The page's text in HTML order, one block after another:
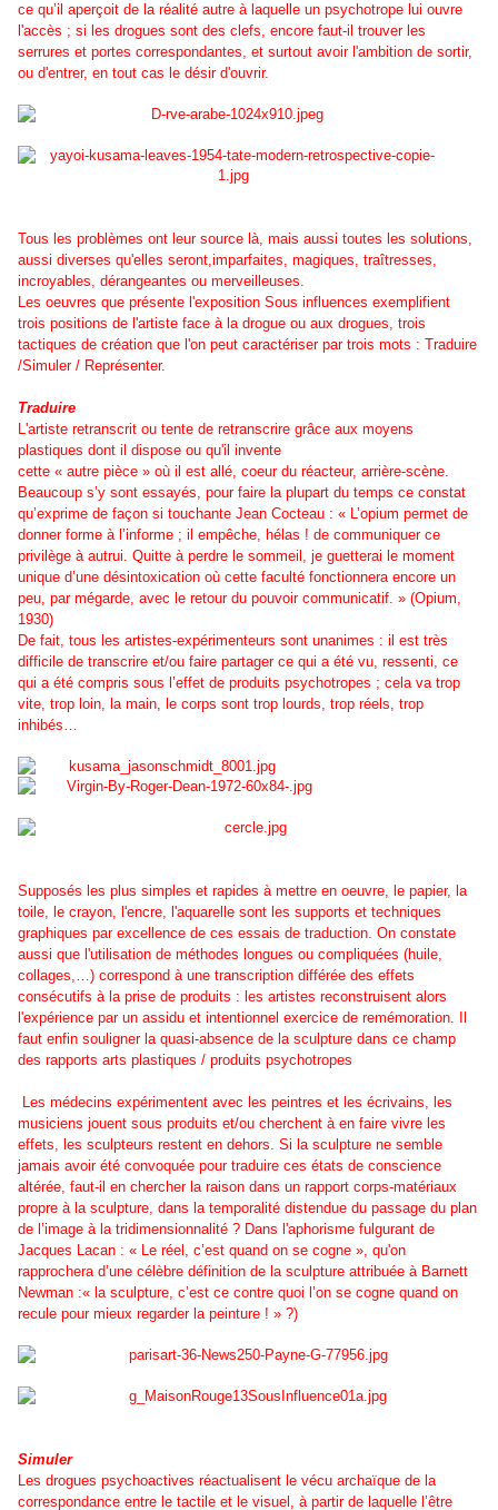
ce qu’il aperçoit de la réalité autre à laquelle un psychotrope lui ouvre
l'accès ; si les drogues sont des clefs, encore faut-il trouver les
serrures et portes correspondantes, et surtout avoir l'ambition de sortir,
ou d'entrer, en tout cas le désir d'ouvrir.
Tous les problèmes ont leur source là, mais aussi toutes les solutions,
aussi diverses qu'elles seront,imparfaites, magiques, traîtresses,
incroyables, dérangeantes ou merveilleuses.
Les oeuvres que présente l'exposition Sous influences exemplifient
trois positions de l'artiste face à la drogue ou aux drogues, trois
tactiques de création que l'on peut caractériser par trois mots : Traduire
/Simuler / Représenter.
Traduire
L'artiste retranscrit ou tente de retranscrire grâce aux moyens
plastiques dont il dispose ou qu'il invente
cette « autre pièce » où il est allé, coeur du réacteur, arrière-scène.
Beaucoup s’y sont essayés, pour faire la plupart du temps ce constat
qu’exprime de façon si touchante Jean Cocteau : « L’opium permet de
donner forme à l’informe ; il empêche, hélas ! de communiquer ce
privilège à autrui. Quitte à perdre le sommeil, je guetterai le moment
unique d’une désintoxication où cette faculté fonctionnera encore un
peu, par mégarde, avec le retour du pouvoir communicatif. » (Opium,
1930)
De fait, tous les artistes-expérimenteurs sont unanimes : il est très
difficile de transcrire et/ou faire partager ce qui a été vu, ressenti, ce
qui a été compris sous l’effet de produits psychotropes ; cela va trop
vite, trop loin, la main, le corps sont trop lourds, trop réels, trop
inhibés…
Supposés les plus simples et rapides à mettre en oeuvre, le papier, la
toile, le crayon, l'encre, l'aquarelle sont les supports et techniques
graphiques par excellence de ces essais de traduction. On constate
aussi que l'utilisation de méthodes longues ou compliquées (huile,
collages,…) correspond à une transcription différée des effets
consécutifs à la prise de produits : les artistes reconstruisent alors
l'expérience par un assidu et intentionnel exercice de remémoration. Il
faut enfin souligner la quasi-absence de la sculpture dans ce champ
des rapports arts plastiques / produits psychotropes
Les médecins expérimentent avec les peintres et les écrivains, les
musiciens jouent sous produits et/ou cherchent à en faire vivre les
effets, les sculpteurs restent en dehors. Si la sculpture ne semble
jamais avoir été convoquée pour traduire ces états de conscience
altérée, faut-il en chercher la raison dans un rapport corps-matériaux
propre à la sculpture, dans la temporalité distendue du passage du plan
de l’image à la tridimensionnalité ? Dans l'aphorisme fulgurant de
Jacques Lacan : « Le réel, c’est quand on se cogne », qu'on
rapprochera d’une célèbre définition de la sculpture attribuée à Barnett
Newman :« la sculpture, c’est ce contre quoi l’on se cogne quand on
recule pour mieux regarder la peinture ! » ?)
Simuler
Les drogues psychoactives réactualisent le vécu archaïque de la
correspondance entre le tactile et le visuel, à partir de laquelle l’être